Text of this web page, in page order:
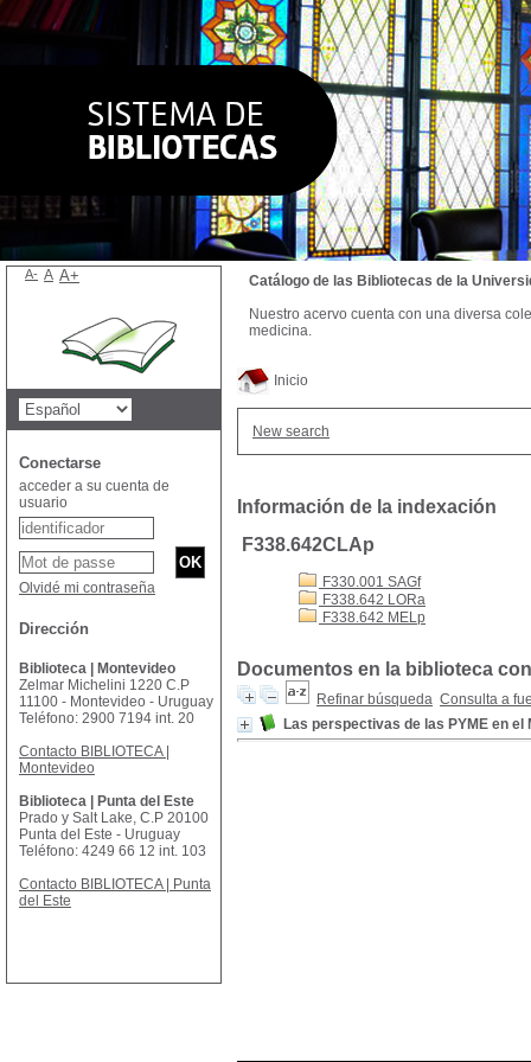
Inicio
New search
Información de la indexación
F338.642CLAp
F330.001 SAGf
F338.642 LORa
F338.642 MELp
Documentos en la biblioteca
Refinar búsqueda Consulta a
Las perspectivas de las PYME en el
Catálogo de las Bibliotecas de la
Nuestro acervo cuenta con una diversa
medicina.
A- A A+
Conectarse
acceder a su cuenta de
usuario
Olvidé mi contraseña
Dirección
Biblioteca | Montevideo
Zelmar Michelini 1220 C.P
11100 - Montevideo - Uruguay
Teléfono: 2900 7194 int. 20
Contacto BIBLIOTECA |
Montevideo
Biblioteca | Punta del Este
Prado y Salt Lake, C.P 20100
Punta del Este - Uruguay
Teléfono: 4249 66 12 int. 103
Contacto BIBLIOTECA | Punta
del Este